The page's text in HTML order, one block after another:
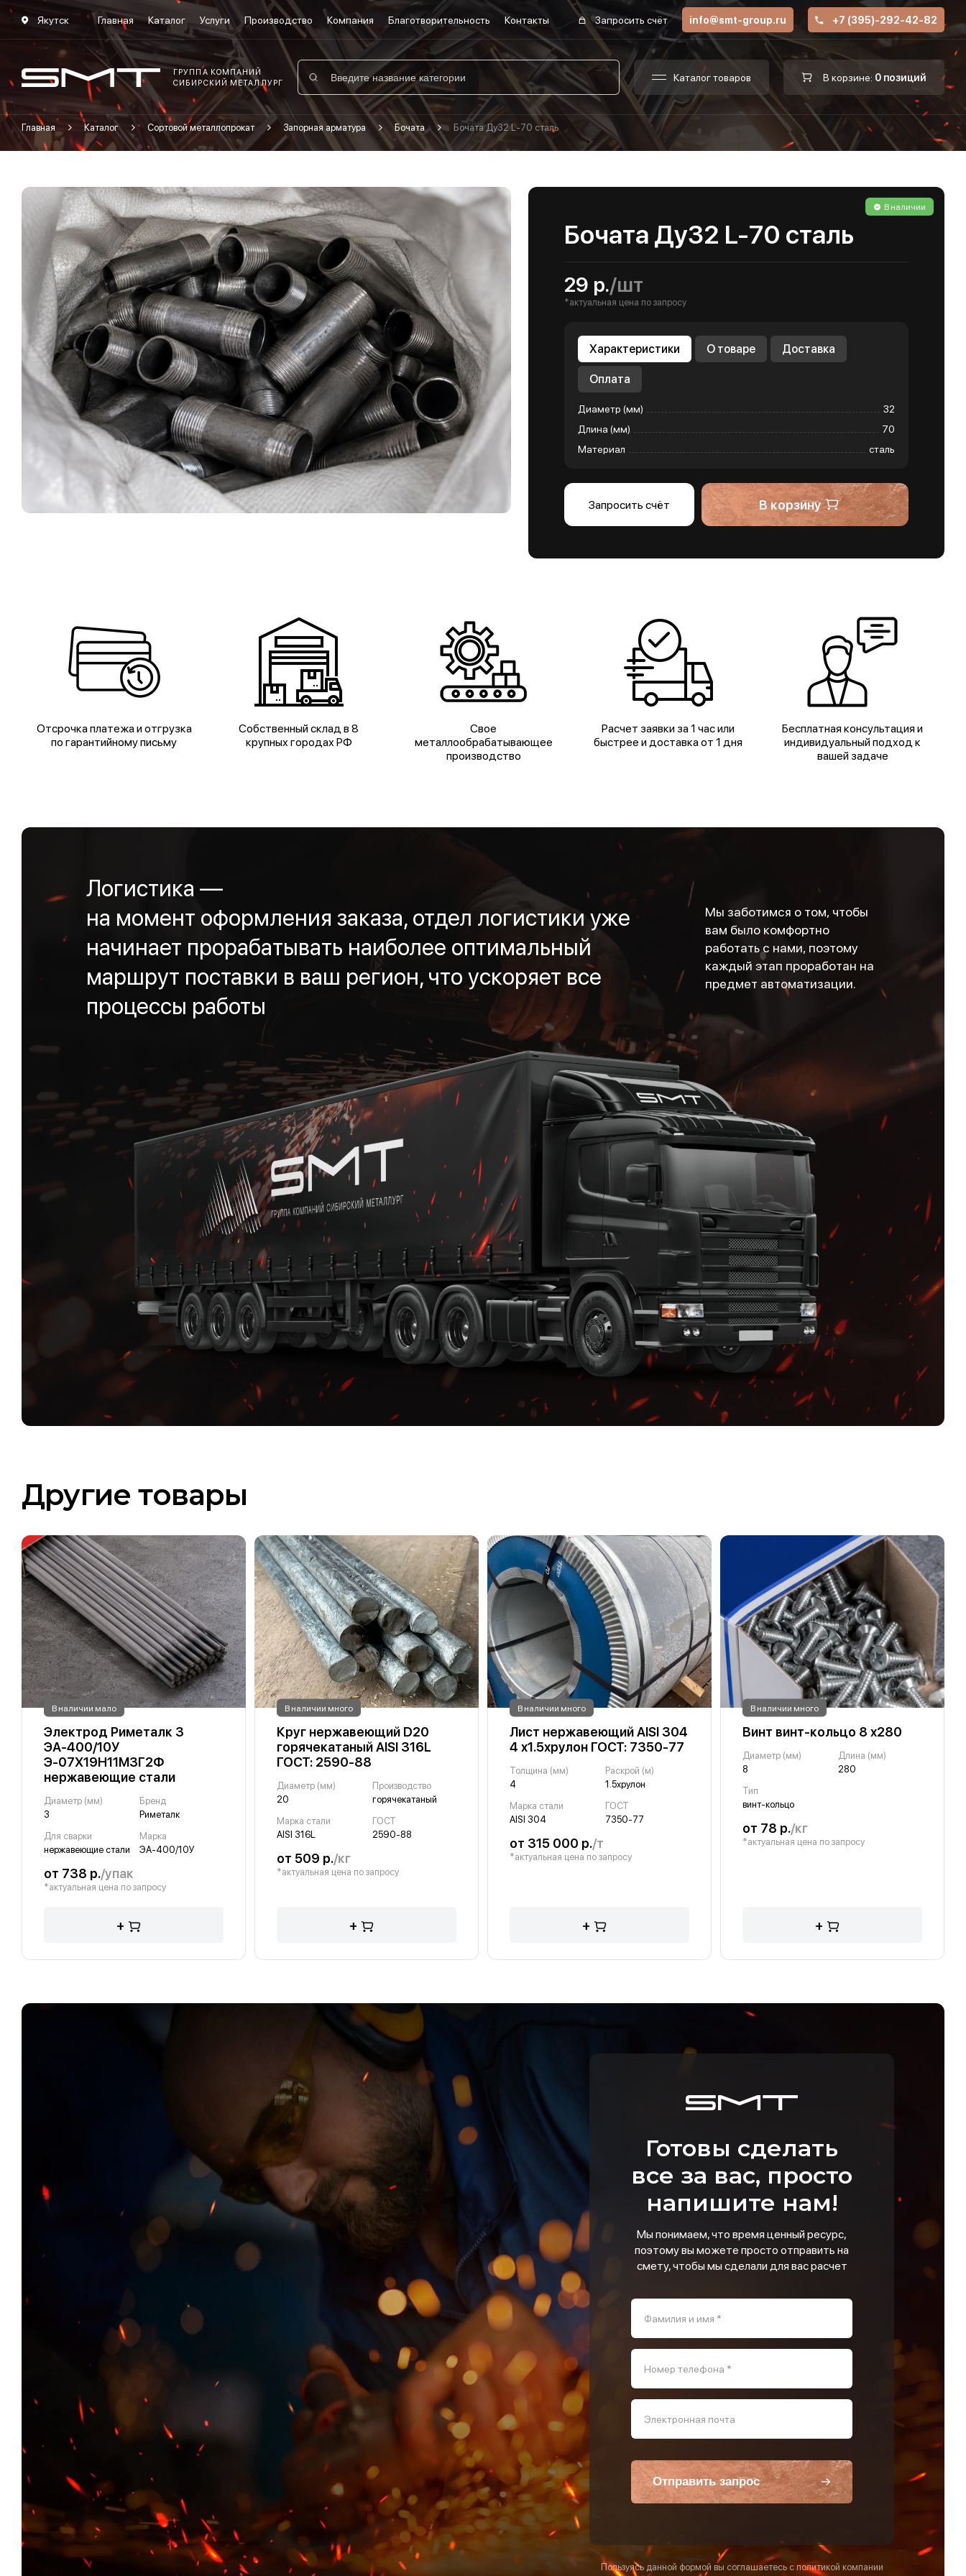
Якутск Главная Каталог Услуги Производство Компания Благотворительность Контакты Запросить счёт info@smt-group.ru +7 (395)-292-42-82
ГРУППА КОМПАНИЙ
СИБИРСКИЙ МЕТАЛЛУРГ
Каталог товаров В корзине: 0 позиций
Главная Каталог Сортовой металлопрокат Запорная арматура Бочата Бочата Ду32 L-70 сталь
В наличии
Бочата Ду32 L-70 сталь
29 р./шт
*актуальная цена по запросу
Характеристики О товаре Доставка
Оплата
Диаметр (мм)
32
Длина (мм)
70
Материал
сталь
Запросить счёт В корзину
Отсрочка платежа и отгрузка
по гарантийному письму
Собственный склад в 8
крупных городах РФ
Свое
металлообрабатывающее
производство
Расчет заявки за 1 час или
быстрее и доставка от 1 дня
Бесплатная консультация и
индивидуальный подход к
вашей задаче
Логистика —
на момент оформления заказа, отдел логистики уже
начинает прорабатывать наиболее оптимальный
маршрут поставки в ваш регион, что ускоряет все
процессы работы
Мы заботимся о том, чтобы
вам было комфортно
работать с нами, поэтому
каждый этап проработан на
предмет автоматизации.
Другие товары
В наличии мало
Электрод Риметалк 3
ЭА-400/10У
Э-07Х19Н11М3Г2Ф
нержавеющие стали
Диаметр (мм)
3
Бренд
Риметалк
Для сварки
нержавеющие стали
Марка
ЭА-400/10У
от 738 р./упак
*актуальная цена по запросу
+
В наличии много
Круг нержавеющий D20
горячекатаный AISI 316L
ГОСТ: 2590-88
Диаметр (мм)
20
Производство
горячекатаный
Марка стали
AISI 316L
ГОСТ
2590-88
от 509 р./кг
*актуальная цена по запросу
+
В наличии много
Лист нержавеющий AISI 304
4 х1.5хрулон ГОСТ: 7350-77
Толщина (мм)
4
Раскрой (м)
1.5хрулон
Марка стали
AISI 304
ГОСТ
7350-77
от 315 000 р./т
*актуальная цена по запросу
+
В наличии много
Винт винт-кольцо 8 х280
Диаметр (мм)
8
Длина (мм)
280
Тип
винт-кольцо
от 78 р./кг
*актуальная цена по запросу
+
Готовы сделать
все за вас, просто
напишите нам!
Мы понимаем, что время ценный ресурс,
поэтому вы можете просто отправить на
смету, чтобы мы сделали для вас расчет
Фамилия и имя *
Номер телефона *
Электронная почта
Отправить запрос
Пользуясь данной формой вы соглашаетесь с политикой компании